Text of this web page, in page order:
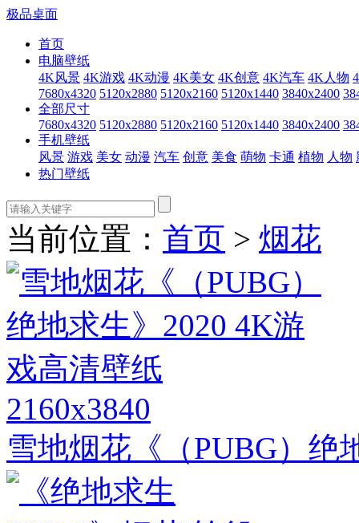
极品桌面
首页
电脑壁纸
4K风景 4K游戏 4K动漫 4K美女 4K创意 4K汽车 4K人物
7680x4320 5120x2880 5120x2160 5120x1440 3840x2400
全部尺寸
7680x4320 5120x2880 5120x2160 5120x1440 3840x2400
手机壁纸
风景 游戏 美女 动漫 汽车 创意 美食 萌物 卡通 植物 人物
热门壁纸
当前位置： 首页 > 烟花
2160x3840
雪地烟花《（PUBG）绝